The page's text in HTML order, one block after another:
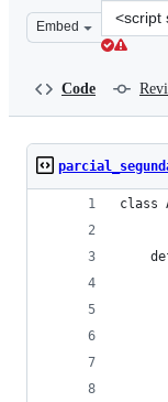
Embed
Clone
this
Code
class